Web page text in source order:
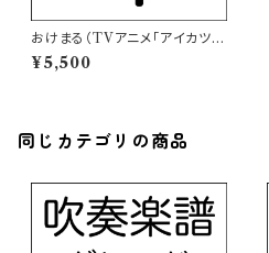
おけまる（TVアニメ「アイカツフ
レンズ！」挿入歌）【吹奏楽譜】
¥5,500
同じカテゴリの商品